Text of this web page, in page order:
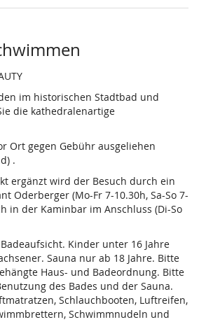
im historischen Stadtbad und
die kathedralenartige
Ort gegen Gebühr ausgeliehen
.
ergänzt wird der Besuch durch ein
Oderberger (Mo-Fr 7-10.30h, Sa-So 7-
in der Kaminbar im Anschluss (Di-So
Kinder unter 16 Jahre
Sauna nur ab 18 Jahre. Bitte
Haus- und Badeordnung. Bitte
des Bades und der Sauna.
Schlauchbooten, Luftreifen,
Schwimmnudeln und